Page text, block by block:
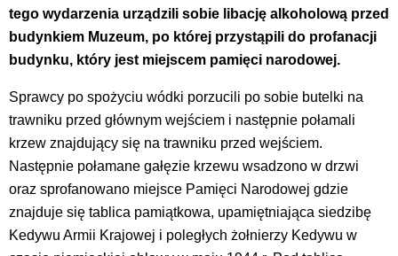
tego wydarzenia urządzili sobie libację alkoholową przed
budynkiem Muzeum, po której przystąpili do profanacji
budynku, który jest miejscem pamięci narodowej.
Sprawcy po spożyciu wódki porzucili po sobie butelki na
trawniku przed głównym wejściem i następnie połamali
krzew znajdujący się na trawniku przed wejściem.
Następnie połamane gałęzie krzewu wsadzono w drzwi
oraz sprofanowano miejsce Pamięci Narodowej gdzie
znajduje się tablica pamiątkowa, upamiętniająca siedzibę
Kedywu Armii Krajowej i poległych żołnierzy Kedywu w